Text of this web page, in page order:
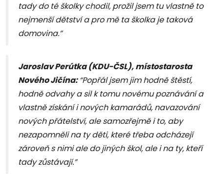
tady do té školky chodil, prožil jsem tu vlastně to
nejmenší dětství a pro mě ta školka je taková
domovina.”
Jaroslav Perútka (KDU-ČSL), místostarosta
Nového Jičína:“Popřál jsem jim hodně štěstí,
hodně odvahy a sil k tomu novému poznávání a
vlastně získání i nových kamarádů, navazování
nových přátelství, ale samozřejmě i to, aby
nezapomněli na ty děti, které třeba odcházejí
zároveň s nimi ale do jiných škol, ale i na ty, kteří
tady zůstávají.”